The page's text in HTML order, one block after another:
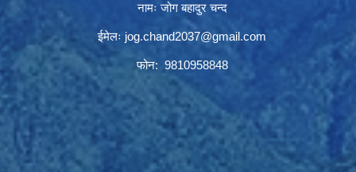
नामः जोग बहादुर चन्द
ईमेलः jog.chand2037@gmail.com
फोन: 9810958848